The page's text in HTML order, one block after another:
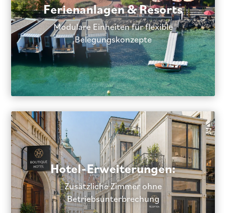
Ferienanlagen & Resorts
Modulare Einheiten für flexible
Belegungskonzepte
Hotel-Erweiterungen:
Zusätzliche Zimmer ohne
Betriebsunterbrechung